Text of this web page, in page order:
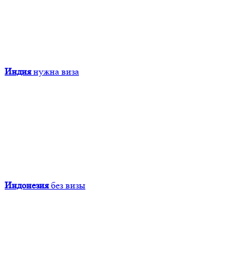
Индия нужна виза
Индонезия без визы